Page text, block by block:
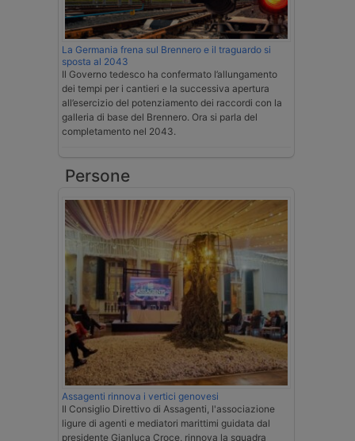
La Germania frena sul Brennero e il traguardo si
sposta al 2043
Il Governo tedesco ha confermato l’allungamento
dei tempi per i cantieri e la successiva apertura
all’esercizio del potenziamento dei raccordi con la
galleria di base del Brennero. Ora si parla del
completamento nel 2043.
Persone
Assagenti rinnova i vertici genovesi
Il Consiglio Direttivo di Assagenti, l'associazione
ligure di agenti e mediatori marittimi guidata dal
presidente Gianluca Croce, rinnova la squadra